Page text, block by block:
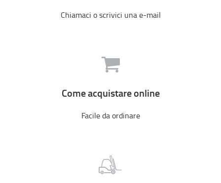
Chiamaci o scrivici una e-mail
Come acquistare online
Facile da ordinare